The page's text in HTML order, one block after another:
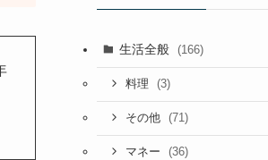
生活全般 (166)
料理 (3)
その他 (71)
マネー (36)